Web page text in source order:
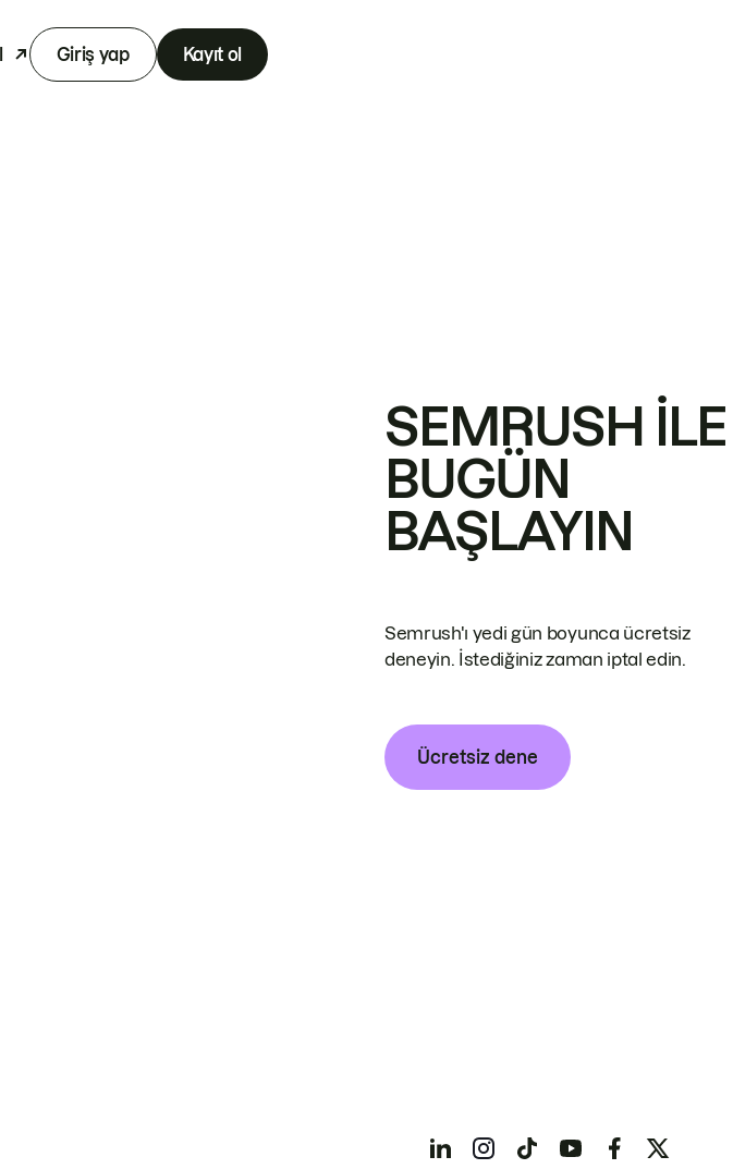
Giriş yap Kayıt ol
SEMRUSH ILE
BUGÜN
BAŞLAYIN
Semrush'ı yedi gün boyunca ücretsiz
deneyin. İstediğiniz zaman iptal edin.
Ücretsiz dene